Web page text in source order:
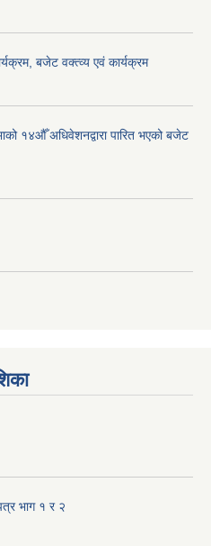
बजेट वक्त्व्य एवं कार्यक्रम
१४औँ अधिवेशनद्वारा पारित भएको बजेट
भाग १ र २